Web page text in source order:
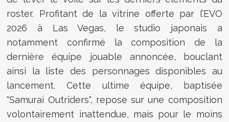
roster. Profitant de la vitrine offerte par l’EVO
2026 à Las Vegas, le studio japonais a
notamment confirmé la composition de la
dernière équipe jouable annoncée, bouclant
ainsi la liste des personnages disponibles au
lancement. Cette ultime équipe, baptisée
"Samurai Outriders", repose sur une composition
volontairement inattendue, mais pour le moins